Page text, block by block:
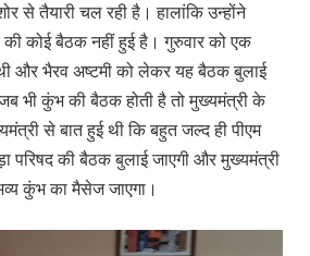
से तैयारी चल रही है। हालांकि उन्होंने
की कोई बैठक नहीं हुई है। गुरुवार को एक
और भैरव अष्टमी को लेकर यह बैठक बुलाई
भी कुंभ की बैठक होती है तो मुख्यमंत्री के
से बात हुई थी कि बहुत जल्द ही पीएम
परिषद की बैठक बुलाई जाएगी और मुख्यमंत्री
कुंभ का मैसेज जाएगा।